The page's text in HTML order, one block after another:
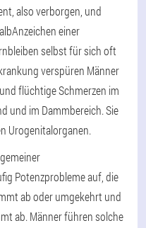
also verborgen, und
Anzeichen einer
bleiben selbst für sich oft
verspüren Männer
flüchtige Schmerzen im
und im Dammbereich. Sie
Urogenitalorganen.
Potenzprobleme auf, die
ab oder umgekehrt und
ab. Männer führen solche